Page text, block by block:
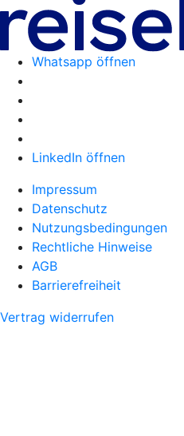
Whatsapp öffnen
LinkedIn öffnen
Impressum
Datenschutz
Nutzungsbedingungen
Rechtliche Hinweise
AGB
Barrierefreiheit
Vertrag widerrufen